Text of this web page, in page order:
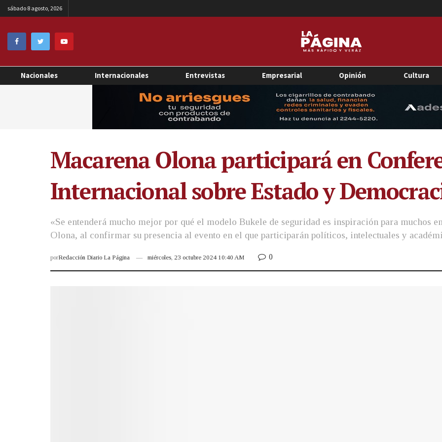
sábado 8 agosto, 2026
Nacionales Internacionales Entrevistas Empresarial Opinión Cultura
Macarena Olona participará en
Internacional sobre Estado y
«Se entenderá mucho mejor por qué el modelo Bukele de seguridad es inspiración para muchos
Olona, al confirmar su presencia al evento en el que participarán políticos, intelectuales y
porRedacción Diario La Página miércoles, 23 octubre 2024 10:40 AM 0